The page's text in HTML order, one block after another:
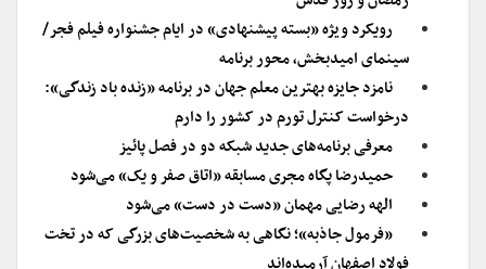
رویکرد ویژه «بسته پیشنهادی» در ایام جشنواره فیلم فجر/
سینمای امیدبخش، محور برنامه
نامزد جایزه بهترین معلم جهان در برنامه «زنده باد زندگی»:
درخواست کنترل تورم در کشور را دارم
معرفی برنامه‌های جدید شبکه دو در فصل پائیز
حمیدرضا پگاه مجری مسابقه «اتاق صفر و یک» می‌شود
الهه رضایی مهمان «دست در دست» می‌شود
«فرمول جاذبه»؛ نگاهی به شخصیت‌های بزرگی که در تخت